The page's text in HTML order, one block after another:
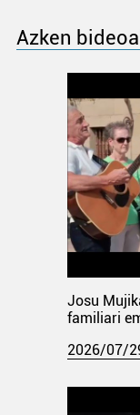
Azken
Josu
familiari
2026/07/